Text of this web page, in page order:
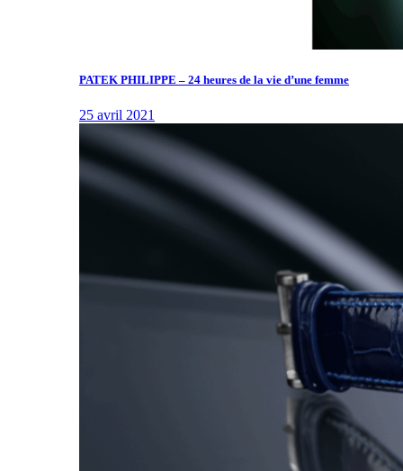
PATEK PHILIPPE – 24 heures de la vie d’une femme
25 avril 2021